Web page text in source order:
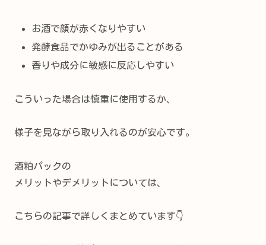
お酒で顔が赤くなりやすい
発酵食品でかゆみが出ることがある
香りや成分に敏感に反応しやすい
こういった場合は慎重に使用するか、
様子を見ながら取り入れるのが安心です。
酒粕パックの
メリットやデメリットについては、
こちらの記事で詳しくまとめています👇